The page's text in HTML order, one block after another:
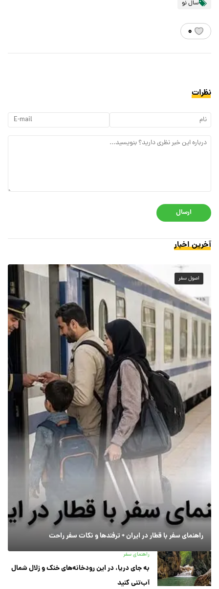
سال نو
۰
نظرات
ارسال
آخرین اخبار
اصول سفر
راهنمای سفر با قطار در ایران + ترفندها و نکات سفر راحت
راهنمای سفر
به جای دریا، در این رودخانه‌های خنک و زلال شمال
آب‌تنی کنید